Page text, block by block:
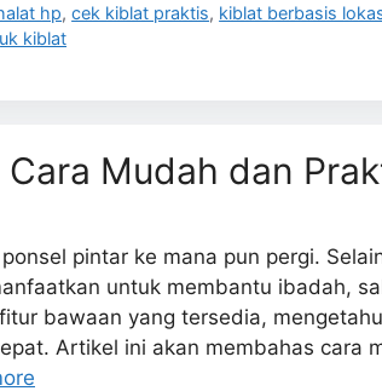
hp,cek kiblat praktis, kiblat berbasis
kiblat
Mudah dan
pintar ke mana pun pergi.
untuk membantu ibadah,
bawaan yang tersedia,
Artikel ini akan membahas cara